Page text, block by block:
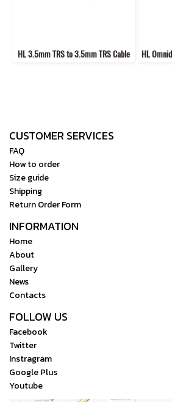
HL 3.5mm TRS to 3.5mm TRS Cable
CUSTOMER SERVICES
FAQ
How to order
Size guide
Shipping
Return Order Form
INFORMATION
Home
About
Gallery
News
Contacts
FOLLOW US
Facebook
Twitter
Instragram
Google Plus
Youtube